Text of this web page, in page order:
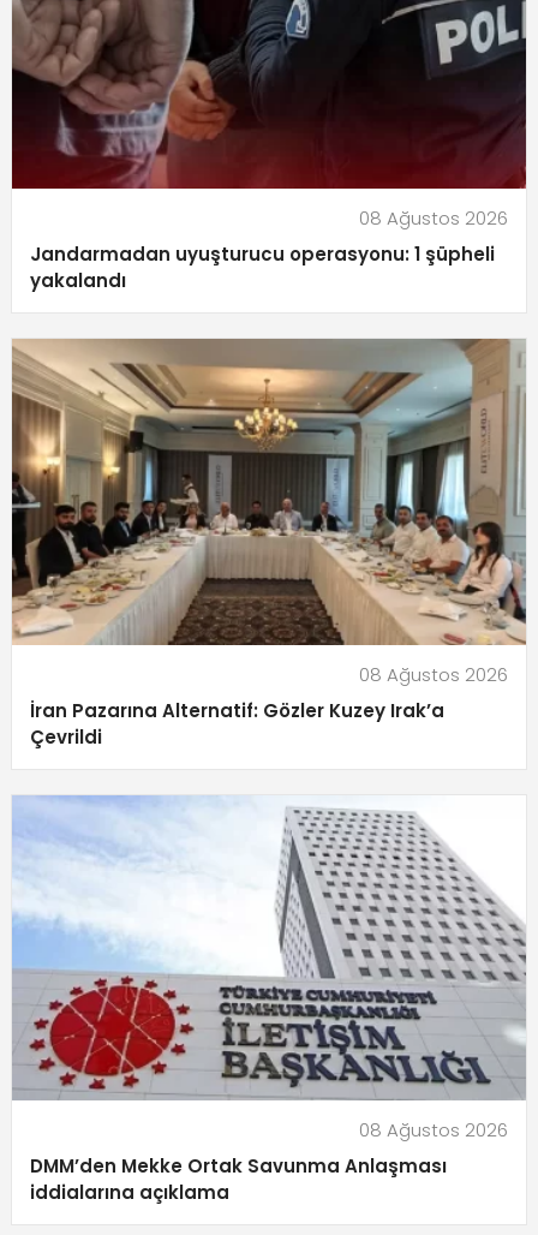
08 Ağustos 2026
Jandarmadan uyuşturucu operasyonu: 1 şüpheli
yakalandı
08 Ağustos 2026
İran Pazarına Alternatif: Gözler Kuzey Irak’a
Çevrildi
08 Ağustos 2026
DMM’den Mekke Ortak Savunma Anlaşması
iddialarına açıklama